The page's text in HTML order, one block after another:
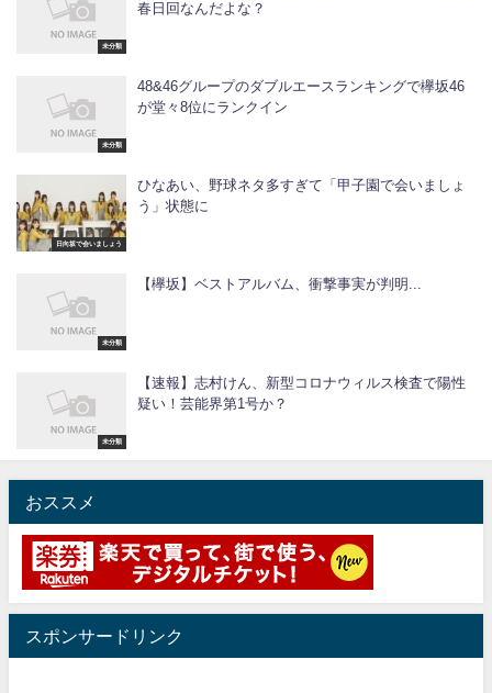
未分類
春日回なんだよな？
未分類
48&46グループのダブルエースランキングで欅坂46
が堂々8位にランクイン
日向坂で会いましょう
ひなあい、野球ネタ多すぎて「甲子園で会いましょ
う」状態に
未分類
【欅坂】ベストアルバム、衝撃事実が判明...
未分類
【速報】志村けん、新型コロナウィルス検査で陽性
疑い！芸能界第1号か？
おススメ
スポンサードリンク